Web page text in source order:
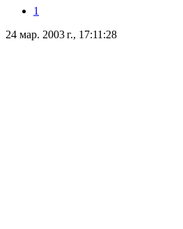
1
24 мар. 2003 г., 17:11:28